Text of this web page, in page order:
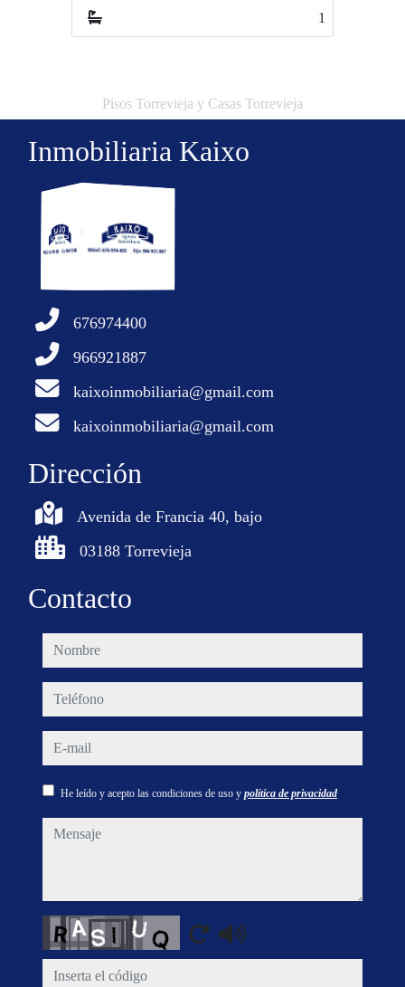
1
Pisos Torrevieja y Casas Torrevieja
Inmobiliaria Kaixo
676974400
966921887
kaixoinmobiliaria@gmail.com
kaixoinmobiliaria@gmail.com
Dirección
Avenida de Francia 40, bajo
03188 Torrevieja
Contacto
nombre
teléfono
e-mail
He leído y acepto las condiciones de uso y política de privacidad
mensaje
Captcha